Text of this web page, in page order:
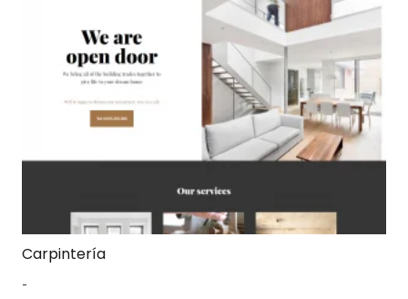
Carpintería
-